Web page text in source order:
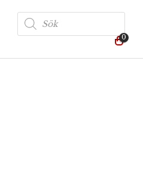
Produktsökning
0